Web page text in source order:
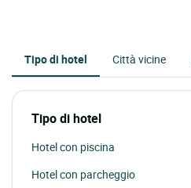
Tipo di hotel Città vicine
Tipo di hotel
Hotel con piscina
Hotel con parcheggio